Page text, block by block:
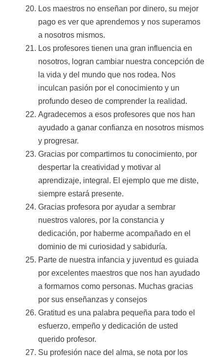
Los maestros no enseñan por dinero, su mejor
pago es ver que aprendemos y nos superamos
a nosotros mismos.
Los profesores tienen una gran influencia en
nosotros, logran cambiar nuestra concepción de
la vida y del mundo que nos rodea. Nos
inculcan pasión por el conocimiento y un
profundo deseo de comprender la realidad.
Agradecemos a esos profesores que nos han
ayudado a ganar confianza en nosotros mismos
y progresar.
Gracias por compartirnos tu conocimiento, por
despertar la creatividad y motivar al
aprendizaje, integral. El ejemplo que me diste,
siempre estará presente.
Gracias profesora por ayudar a sembrar
nuestros valores, por la constancia y
dedicación, por haberme acompañado en el
dominio de mi curiosidad y sabiduría.
Parte de nuestra infancia y juventud es guiada
por excelentes maestros que nos han ayudado
a formarnos como personas. Muchas gracias
por sus enseñanzas y consejos
Gratitud es una palabra pequeña para todo el
esfuerzo, empeño y dedicación de usted
querido profesor.
Su profesión nace del alma, se nota por los